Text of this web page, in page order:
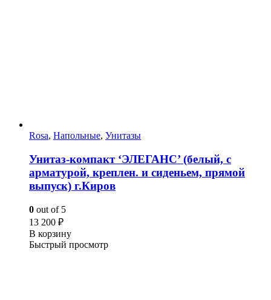
Rosa, Напольные, Унитазы
Унитаз-компакт ‘ЭЛЕГАНС’ (белый, с
арматурой, креплен. и сиденьем, прямой
выпуск) г.Киров
0 out of 5
13 200 ₽
В корзину
Быстрый просмотр